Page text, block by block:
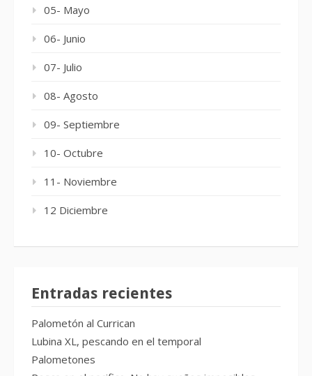
05- Mayo
06- Junio
07- Julio
08- Agosto
09- Septiembre
10- Octubre
11- Noviembre
12 Diciembre
Entradas recientes
Palometón al Currican
Lubina XL, pescando en el temporal
Palometones